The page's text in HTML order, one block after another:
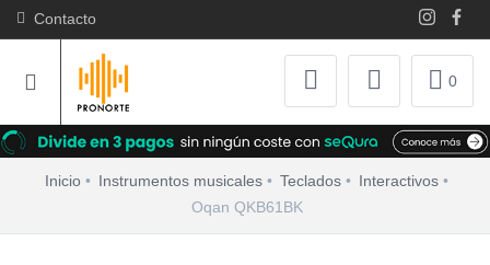
Contacto
0
Inicio Instrumentos musicales Teclados
Interactivos
Oqan QKB61BK